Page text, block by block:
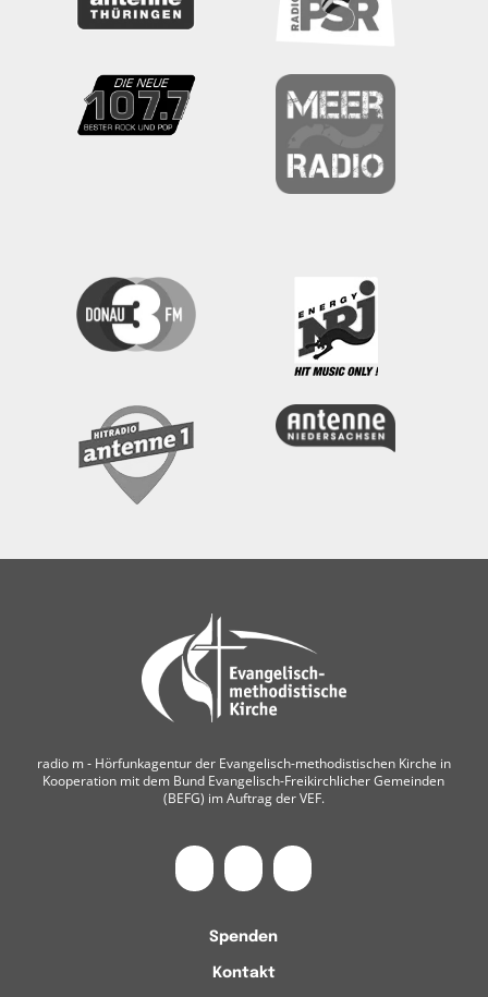
radio m ‐ Hörfunkagentur der Evangelisch-methodistischen Kirche in
Kooperation mit dem Bund Evangelisch-Freikirchlicher Gemeinden
(BEFG) im Auftrag der VEF.
Spenden
Kontakt